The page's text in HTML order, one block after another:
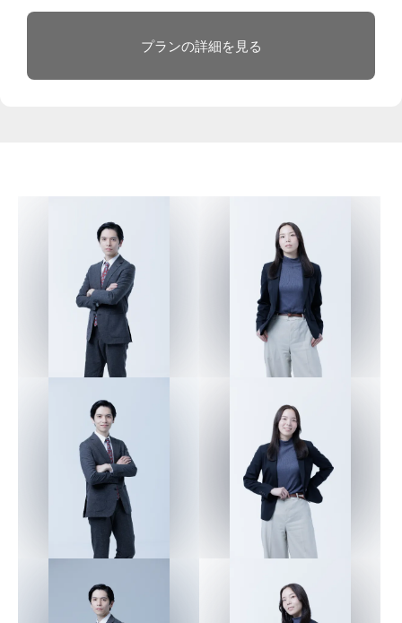
プランの詳細を見る